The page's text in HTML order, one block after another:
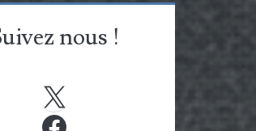
nous !
Facebook